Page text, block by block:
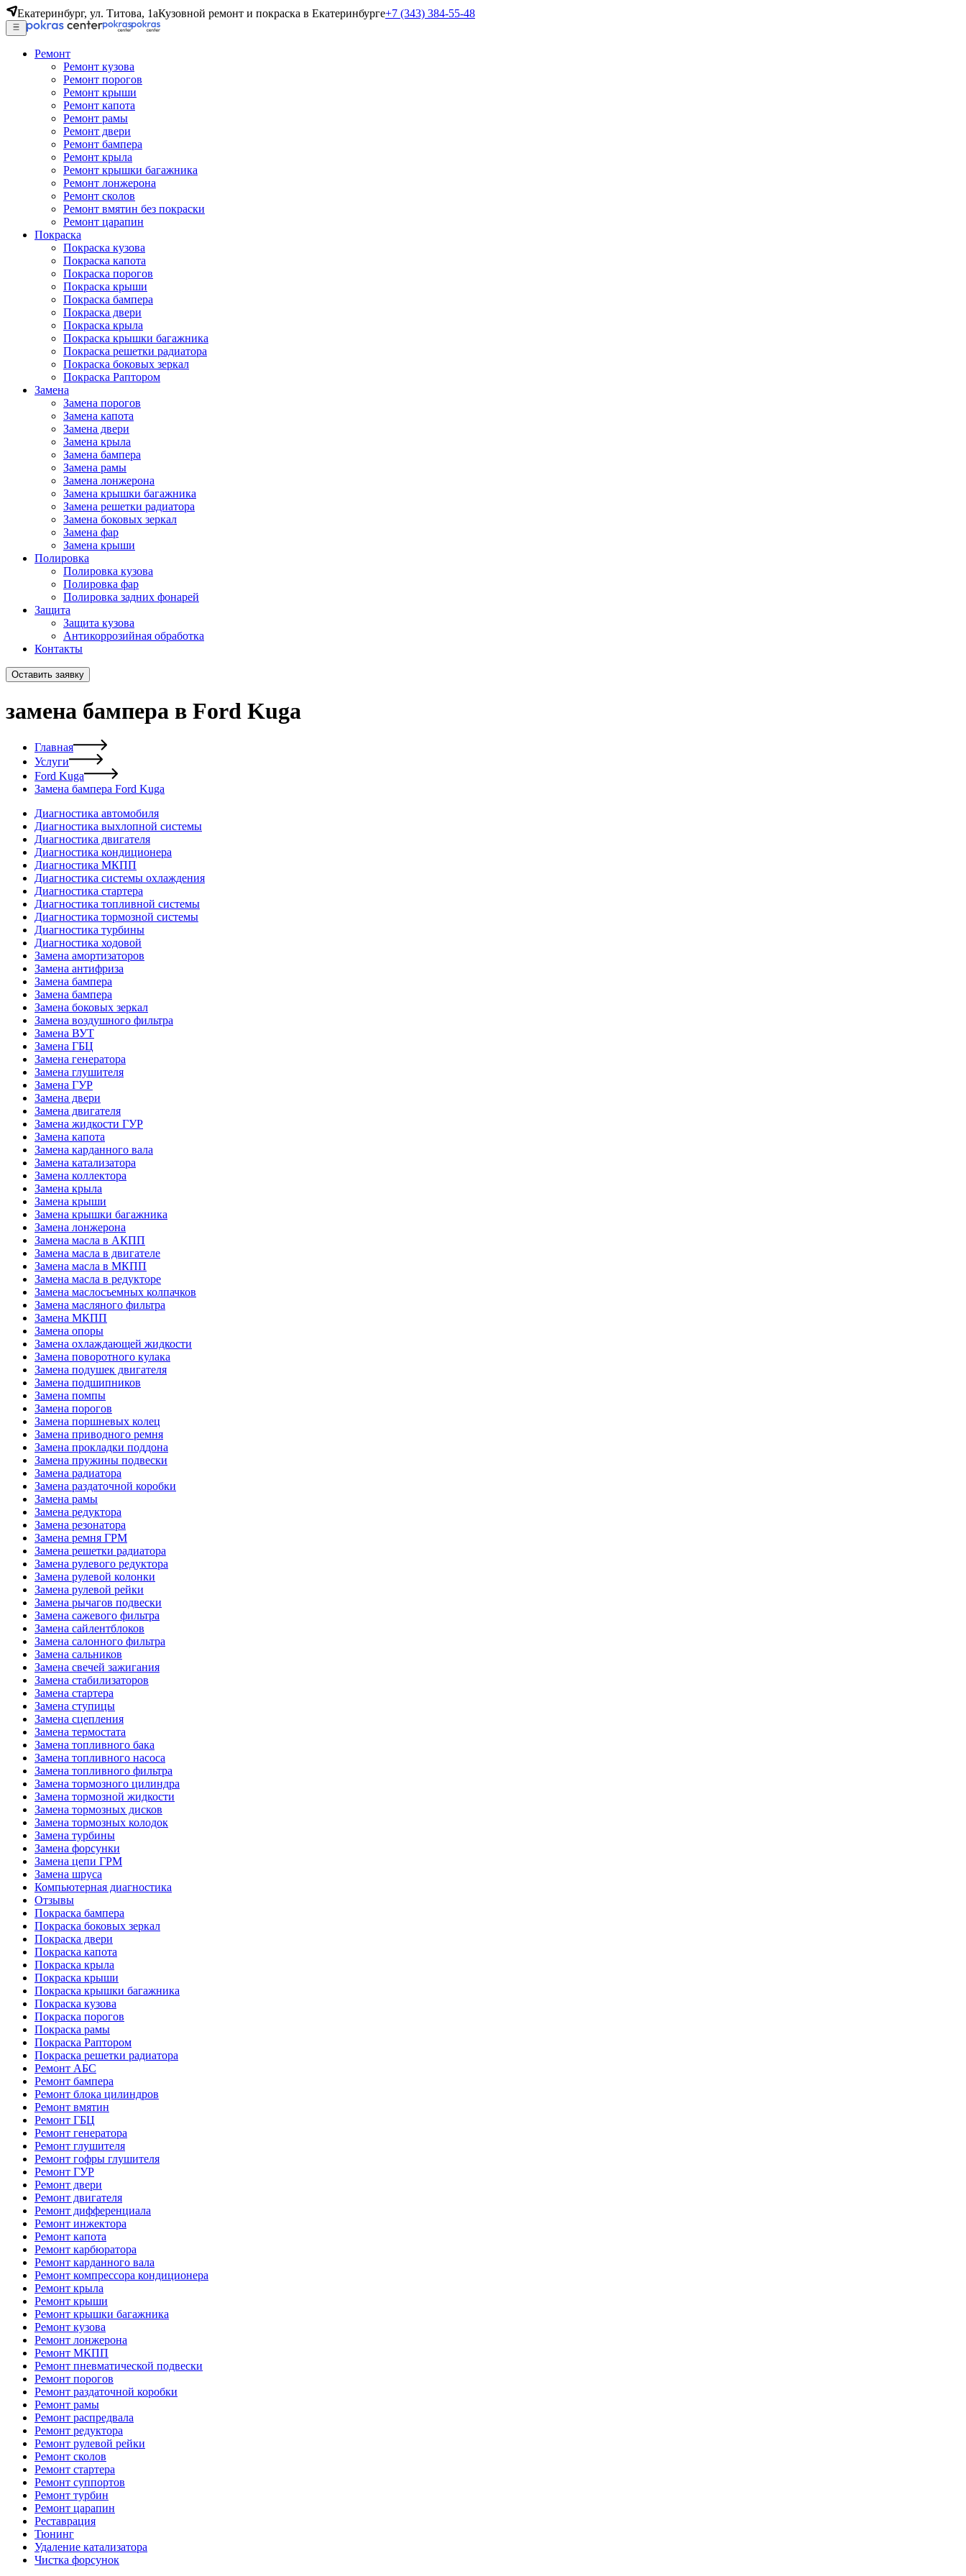
Екатеринбург, ул. Титова, 1аКузовной ремонт и покраска в Екатеринбурге+7 (343) 384-55-48
Ремонт
Ремонт кузова
Ремонт порогов
Ремонт крыши
Ремонт капота
Ремонт рамы
Ремонт двери
Ремонт бампера
Ремонт крыла
Ремонт крышки багажника
Ремонт лонжерона
Ремонт сколов
Ремонт вмятин без покраски
Ремонт царапин
Покраска
Покраска кузова
Покраска капота
Покраска порогов
Покраска крыши
Покраска бампера
Покраска двери
Покраска крыла
Покраска крышки багажника
Покраска решетки радиатора
Покраска боковых зеркал
Покраска Раптором
Замена
Замена порогов
Замена капота
Замена двери
Замена крыла
Замена бампера
Замена рамы
Замена лонжерона
Замена крышки багажника
Замена решетки радиатора
Замена боковых зеркал
Замена фар
Замена крыши
Полировка
Полировка кузова
Полировка фар
Полировка задних фонарей
Защита
Защита кузова
Антикоррозийная обработка
Контакты
Оставить заявку
замена бампера в Ford Kuga
Главная
Услуги
Ford Kuga
Замена бампера Ford Kuga
Диагностика автомобиля
Диагностика выхлопной системы
Диагностика двигателя
Диагностика кондиционера
Диагностика МКПП
Диагностика системы охлаждения
Диагностика стартера
Диагностика топливной системы
Диагностика тормозной системы
Диагностика турбины
Диагностика ходовой
Замена амортизаторов
Замена антифриза
Замена бампера
Замена бампера
Замена боковых зеркал
Замена воздушного фильтра
Замена ВУТ
Замена ГБЦ
Замена генератора
Замена глушителя
Замена ГУР
Замена двери
Замена двигателя
Замена жидкости ГУР
Замена капота
Замена карданного вала
Замена катализатора
Замена коллектора
Замена крыла
Замена крыши
Замена крышки багажника
Замена лонжерона
Замена масла в АКПП
Замена масла в двигателе
Замена масла в МКПП
Замена масла в редукторе
Замена маслосъемных колпачков
Замена масляного фильтра
Замена МКПП
Замена опоры
Замена охлаждающей жидкости
Замена поворотного кулака
Замена подушек двигателя
Замена подшипников
Замена помпы
Замена порогов
Замена поршневых колец
Замена приводного ремня
Замена прокладки поддона
Замена пружины подвески
Замена радиатора
Замена раздаточной коробки
Замена рамы
Замена редуктора
Замена резонатора
Замена ремня ГРМ
Замена решетки радиатора
Замена рулевого редуктора
Замена рулевой колонки
Замена рулевой рейки
Замена рычагов подвески
Замена сажевого фильтра
Замена сайлентблоков
Замена салонного фильтра
Замена сальников
Замена свечей зажигания
Замена стабилизаторов
Замена стартера
Замена ступицы
Замена сцепления
Замена термостата
Замена топливного бака
Замена топливного насоса
Замена топливного фильтра
Замена тормозного цилиндра
Замена тормозной жидкости
Замена тормозных дисков
Замена тормозных колодок
Замена турбины
Замена форсунки
Замена цепи ГРМ
Замена шруса
Компьютерная диагностика
Отзывы
Покраска бампера
Покраска боковых зеркал
Покраска двери
Покраска капота
Покраска крыла
Покраска крыши
Покраска крышки багажника
Покраска кузова
Покраска порогов
Покраска рамы
Покраска Раптором
Покраска решетки радиатора
Ремонт АБС
Ремонт бампера
Ремонт блока цилиндров
Ремонт вмятин
Ремонт ГБЦ
Ремонт генератора
Ремонт глушителя
Ремонт гофры глушителя
Ремонт ГУР
Ремонт двери
Ремонт двигателя
Ремонт дифференциала
Ремонт инжектора
Ремонт капота
Ремонт карбюратора
Ремонт карданного вала
Ремонт компрессора кондиционера
Ремонт крыла
Ремонт крыши
Ремонт крышки багажника
Ремонт кузова
Ремонт лонжерона
Ремонт МКПП
Ремонт пневматической подвески
Ремонт порогов
Ремонт раздаточной коробки
Ремонт рамы
Ремонт распредвала
Ремонт редуктора
Ремонт рулевой рейки
Ремонт сколов
Ремонт стартера
Ремонт суппортов
Ремонт турбин
Ремонт царапин
Реставрация
Тюнинг
Удаление катализатора
Чистка форсунок